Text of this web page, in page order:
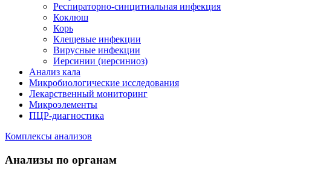
Респираторно-синцитиальная инфекция
Коклюш
Корь
Клещевые инфекции
Вирусные инфекции
Иерсинии (иерсиниоз)
Анализ кала
Микробиологические исследования
Лекарственный мониторинг
Микроэлементы
ПЦР-диагностика
Комплексы анализов
Анализы по органам